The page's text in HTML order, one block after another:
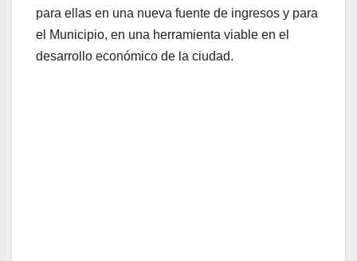
para ellas en una nueva fuente de ingresos y para
el Municipio, en una herramienta viable en el
desarrollo económico de la ciudad.